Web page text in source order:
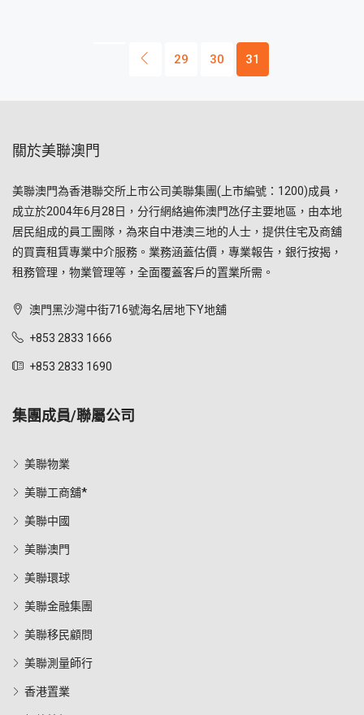
29 30 31
關於美聯澳門
美聯澳門為香港聯交所上市公司美聯集團(上市編號：1200)成員，
成立於2004年6月28日，分行網絡遍佈澳門氹仔主要地區，由本地
居民組成的員工團隊，為來自中港澳三地的人士，提供住宅及商舖
的買賣租賃專業中介服務。業務涵蓋估價，專業報告，銀行按揭，
租務管理，物業管理等，全面覆蓋客戶的置業所需。
澳門黑沙灣中街716號海名居地下Y地舖
+853 2833 1666
+853 2833 1690
集團成員/聯屬公司
美聯物業
美聯工商舖*
美聯中國
美聯澳門
美聯環球
美聯金融集團
美聯移民顧問
美聯測量師行
香港置業